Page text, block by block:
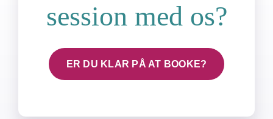
session med os?
ER DU KLAR PÅ AT BOOKE?